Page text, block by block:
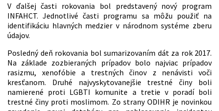
V ďalšej časti rokovania bol predstavený nový program
INFAHCT. Jednotlivé časti programu sa môžu použiť na
identifikáciu hlavných medzier v národnom systéme zberu
údajov.
Posledný deň rokovania bol sumarizovaním dát za rok 2017.
Na základe zozbieraných prípadov bolo najviac prípadov
rasizmu, xenofóbie a trestných činov z nenávisti voči
kresťanom. Druhé najvyskytovanejšie trestné činy boli
namierené proti LGBTI komunite a tretie v poradí boli
trestné činy proti moslimom. Zo strany ODIHR je novinkou